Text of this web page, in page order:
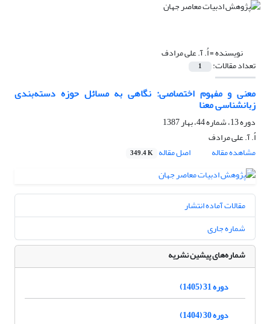
نویسنده =اُ. آ. علی مرادف
تعداد مقالات: 1
معنی و مفهوم اختصاصی: نگاهی به مسائل حوزه دسته‌بندی
زبانشناسی معنا
دوره 13، شماره 44، بهار 1387
اُ. آ. علی مرادف
مشاهده مقاله
اصل مقاله 349.4 K
مقالات آماده انتشار
شماره جاری
شماره‌های پیشین نشریه
دوره 31 (1405)
دوره 30 (1404)